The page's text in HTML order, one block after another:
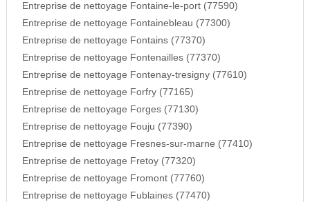
Entreprise de nettoyage Fontaine-le-port (77590)
Entreprise de nettoyage Fontainebleau (77300)
Entreprise de nettoyage Fontains (77370)
Entreprise de nettoyage Fontenailles (77370)
Entreprise de nettoyage Fontenay-tresigny (77610)
Entreprise de nettoyage Forfry (77165)
Entreprise de nettoyage Forges (77130)
Entreprise de nettoyage Fouju (77390)
Entreprise de nettoyage Fresnes-sur-marne (77410)
Entreprise de nettoyage Fretoy (77320)
Entreprise de nettoyage Fromont (77760)
Entreprise de nettoyage Fublaines (77470)